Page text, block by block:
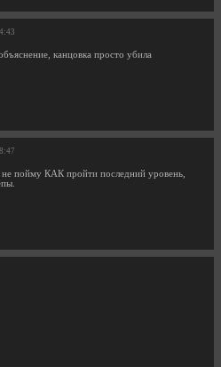
канцовка просто убила
пойму КАК пройти последний уровень,